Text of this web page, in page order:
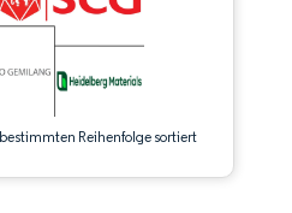
Reihenfolge sortiert